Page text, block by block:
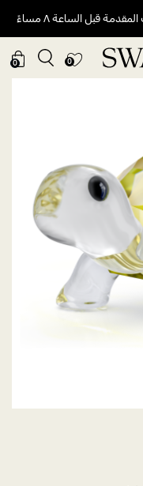
قبل الساعة ٨ مساءً
0
0